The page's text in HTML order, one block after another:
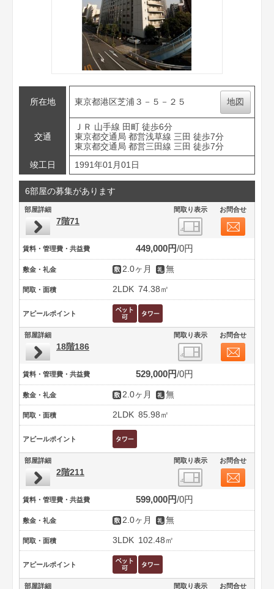
所在地 東京都港区芝浦３－５－２５ 地図
交通
ＪＲ 山手線 田町 徒歩6分
東京都交通局 都営浅草線 三田 徒歩7分
東京都交通局 都営三田線 三田 徒歩7分
竣工日
1991年01月01日
6部屋の募集があります
部屋詳細 間取り表示 お問合せ
7階71
賃料・管理費・共益費 449,000円 0円
敷金・礼金 2.0ヶ月 無
間取・面積 2LDK 74.38㎡
アピールポイント
部屋詳細 間取り表示 お問合せ
18階186
賃料・管理費・共益費 529,000円 0円
敷金・礼金 2.0ヶ月 無
間取・面積 2LDK 85.98㎡
アピールポイント
部屋詳細 間取り表示 お問合せ
2階211
賃料・管理費・共益費 599,000円 0円
敷金・礼金 2.0ヶ月 無
間取・面積 3LDK 102.48㎡
アピールポイント
部屋詳細 間取り表示 お問合せ